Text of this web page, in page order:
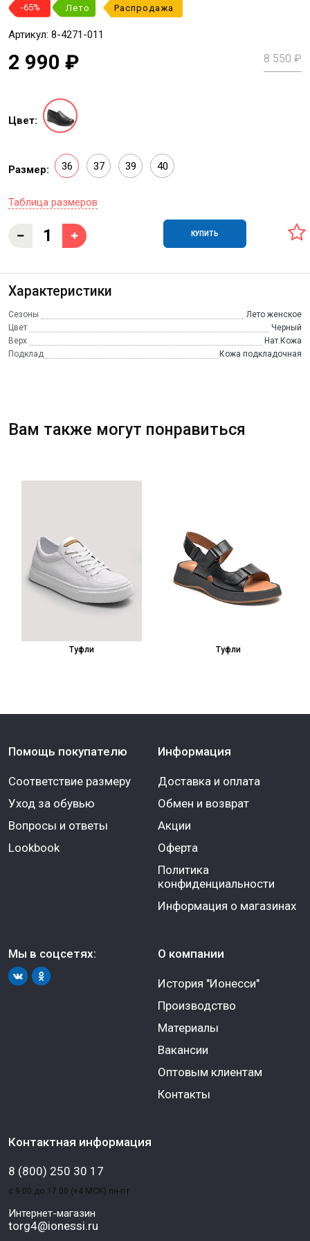
-65% Лето Распродажа
Артикул: 8-4271-011
2 990 ₽ 8 550 ₽
Цвет:
Размер: 36 37 39 40
Таблица размеров
КУПИТЬ
Характеристики
Сезоны
Лето женское
Цвет
Черный
Верх
Нат.Кожа
Подклад
Кожа подкладочная
Вам также могут понравиться
Туфли Туфли
Помощь покупателю
Соответствие размеру
Уход за обувью
Вопросы и ответы
Lookbook
Информация
Доставка и оплата
Обмен и возврат
Акции
Оферта
Политика
конфиденциальности
Информация о магазинах
Мы в соцсетях: О компании
История "Ионесси"
Производство
Материалы
Вакансии
Оптовым клиентам
Контакты
Контактная информация
8 (800) 250 30 17
с 9.00 до 17.00 (+4 МСК) пн-пт
Интернет-магазин
torg4@ionessi.ru